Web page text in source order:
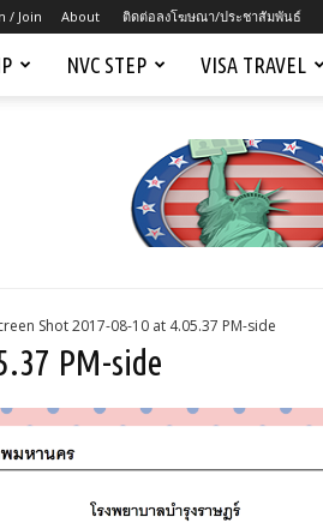
/ Join About ติดต่อลงโฆษณา/ประชาสัมพันธ์
NVC STEP VISA TRAVEL
Shot 2017-08-10 at 4.05.37 PM-side
PM-side